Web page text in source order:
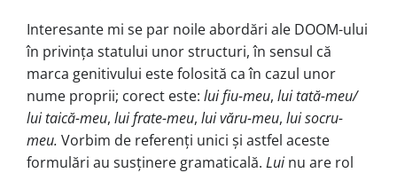
Interesante mi se par noile abordări ale DOOM-ului
în privința statului unor structuri, în sensul că
marca genitivului este folosită ca în cazul unor
nume proprii; corect este: lui fiu-meu, lui tată-meu/
lui taică-meu, lui frate-meu, lui văru-meu, lui socru-
meu. Vorbim de referenți unici și astfel aceste
formulări au susținere gramaticală. Luinu are rol